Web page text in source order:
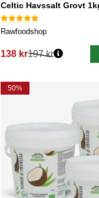
Celtic Havssalt Grovt
Rawfoodshop
138 kr
Ordinarie pris:
197 kr
50%